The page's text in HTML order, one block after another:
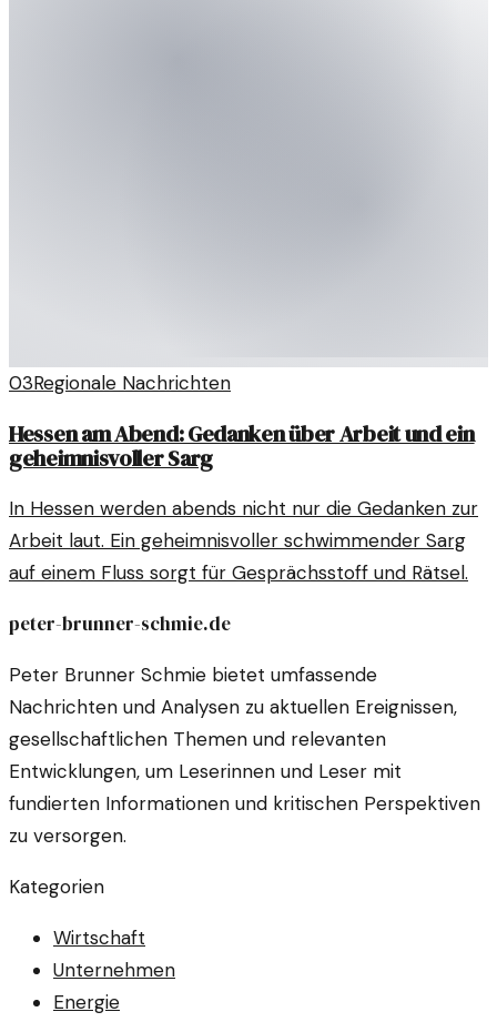
03Regionale Nachrichten
Hessen am Abend: Gedanken über Arbeit und ein
geheimnisvoller Sarg
In Hessen werden abends nicht nur die Gedanken zur
Arbeit laut. Ein geheimnisvoller schwimmender Sarg
auf einem Fluss sorgt für Gesprächsstoff und Rätsel.
peter-brunner-schmie.de
Peter Brunner Schmie bietet umfassende
Nachrichten und Analysen zu aktuellen Ereignissen,
gesellschaftlichen Themen und relevanten
Entwicklungen, um Leserinnen und Leser mit
fundierten Informationen und kritischen Perspektiven
zu versorgen.
Kategorien
Wirtschaft
Unternehmen
Energie